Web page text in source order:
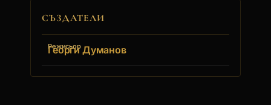
СЪЗДАТЕЛИ
Режисьор
Георги Думанов